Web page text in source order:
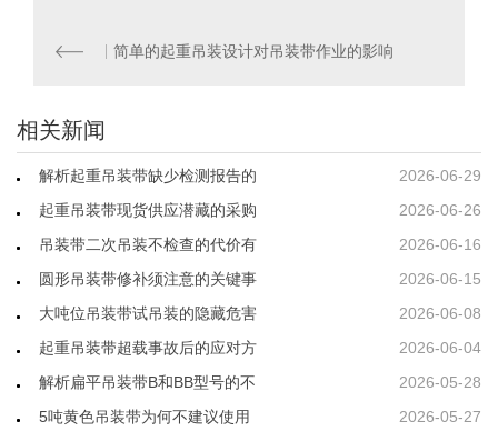
简单的起重吊装设计对吊装带作业的影响
相关新闻
2026-06-29
解析起重吊装带缺少检测报告的
2026-06-26
起重吊装带现货供应潜藏的采购
2026-06-16
吊装带二次吊装不检查的代价有
2026-06-15
圆形吊装带修补须注意的关键事
2026-06-08
大吨位吊装带试吊装的隐藏危害
2026-06-04
起重吊装带超载事故后的应对方
2026-05-28
解析扁平吊装带B和BB型号的不
2026-05-27
5吨黄色吊装带为何不建议使用